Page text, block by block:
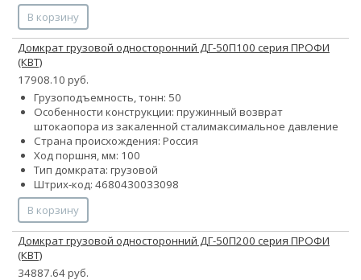
В корзину
Домкрат грузовой односторонний ДГ-50П100 серия ПРОФИ
(КВТ)
17908.10 руб.
Грузоподъемность, тонн: 50
Особенности конструкции: пружинный возврат
штокаопора из закаленной сталимаксимальное давление
Страна происхождения: Россия
Ход поршня, мм: 100
Тип домкрата: грузовой
Штрих-код: 4680430033098
В корзину
Домкрат грузовой односторонний ДГ-50П200 серия ПРОФИ
(КВТ)
34887.64 руб.